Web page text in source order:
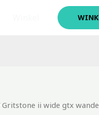
Gritstone ii wide gtx